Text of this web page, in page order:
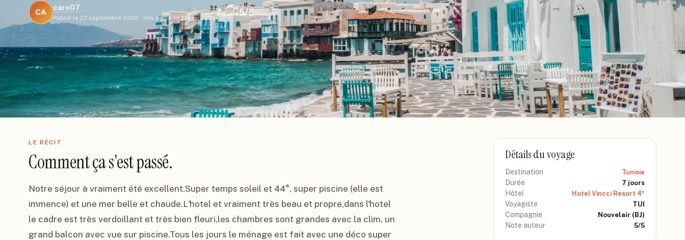
CA
caro07
Publié le 27 septembre 2025 · mis à jour le 21 mai 2026
7jours5/5
LE RÉCIT
Comment ça s'est passé.
Notre séjour à vraiment été excellent.Super temps soleil et 44°, super piscine (elle est
immence) et une mer belle et chaude.L'hotel et vraiment très beau et propre,dans l'hotel
le cadre est très verdoillant et très bien fleuri,les chambres sont grandes avec la clim, un
grand balcon avec vue sur piscine.Tous les jours le ménage est fait avec une déco super
Détails du voyage
Destination Tunisie
Durée 7 jours
Hôtel Hotel Vincci Resort 4*
Voyagiste TUI
Compagnie Nouvelair (BJ)
Note auteur 5/5